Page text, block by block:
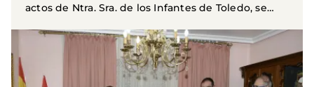
actos de Ntra. Sra. de los Infantes de Toledo, se